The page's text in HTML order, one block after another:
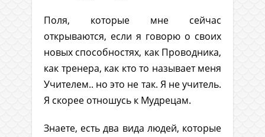
Поля, которые мне сейчас
открываются, если я говорю о своих
новых способностях, как Проводника,
как тренера, как кто то называет меня
Учителем.. но это не так. Я не учитель.
Я скорее отношусь к Мудрецам.
Знаете, есть два вида людей, которые